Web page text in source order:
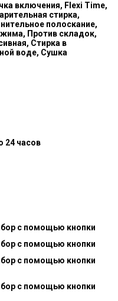
Flexi Time,
стирка,
полоскание,
Против складок,
Стирка в
воде, Сушка
24 часов
с помощью кнопки
с помощью кнопки
с помощью кнопки
с помощью кнопки